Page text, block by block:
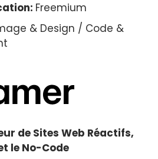
Freemium
& Design / Code &
de Sites Web Réactifs,
le No-Code